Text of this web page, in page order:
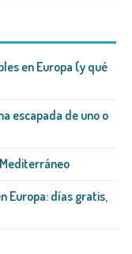
en Europa (y qué
escapada de uno o
Europa: días gratis,